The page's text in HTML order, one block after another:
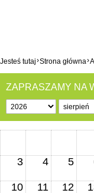
Jesteś tutaj›Strona główna›
ZAPRASZAMY NA
3 4 5
10 11 12